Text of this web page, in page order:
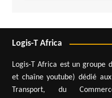
Logis-T Africa
Logis-T Africa est un groupe
et chaîne youtube) dédié
Transport, du